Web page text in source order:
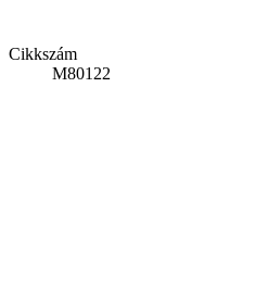
Cikkszám
M80122